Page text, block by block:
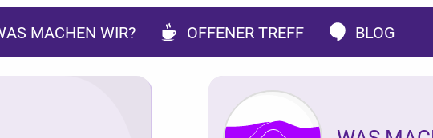
MACHEN WIR? OFFENER TREFF BLOG